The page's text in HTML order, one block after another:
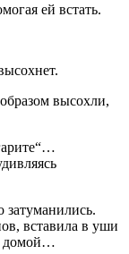
ей встать.
высохли,
вставила в уши
домой…